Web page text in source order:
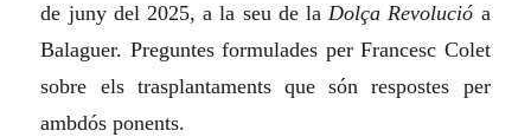
de juny del 2025, a la seu de laDolça Revolució a
Balaguer. Preguntes formulades per Francesc Colet
sobre els trasplantaments que són respostes per
ambdós ponents.